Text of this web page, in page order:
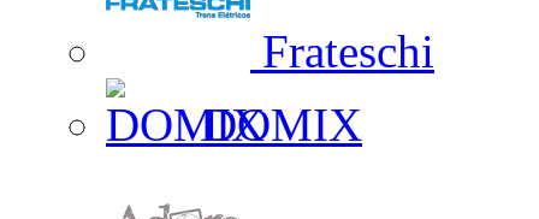
Frateschi
DOMIX